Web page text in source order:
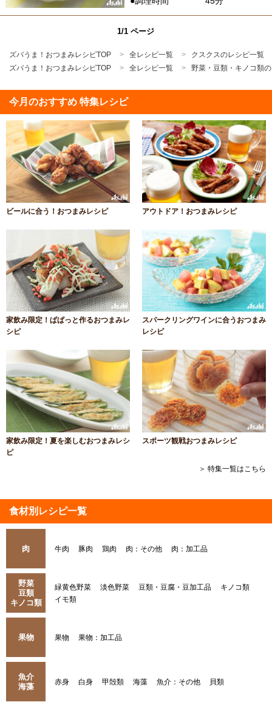
1/1 ページ
ズバうま！おつまみレシピTOP 全レシピ一覧
クスクスのレシピ一覧
ズバうま！おつまみレシピTOP
全レシピ一覧 野菜・豆類・キノコ類
今月のおすすめ 特集レシピ
ビールに合う！おつまみレシピ アウトドア！おつまみレシピ
家飲み限定！ぱぱっと作るおつまみレ
シピ
スパークリングワインに合うおつまみ
レシピ
家飲み限定！夏を楽しむおつまみレシ
ピ
スポーツ観戦おつまみレシピ
＞ 特集一覧はこちら
食材別レシピ一覧
肉 牛肉 豚肉 鶏肉 肉：その他 肉：加工品
野菜
豆類
キノコ類
緑黄色野菜 淡色野菜 豆類・豆腐・豆加工品
キノコ類
イモ類
果物 果物 果物：加工品
魚介
海藻
赤身 白身 甲殻類 海藻 魚介：その他 貝類